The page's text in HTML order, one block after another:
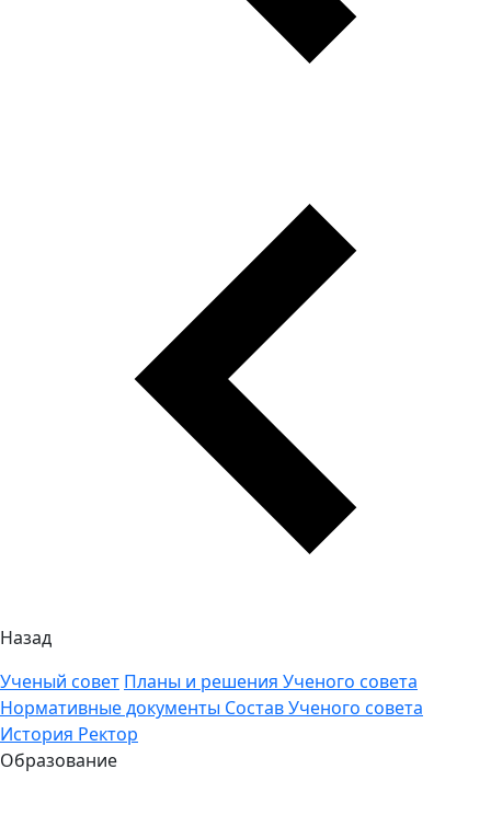
Назад
Ученый совет Планы и решения Ученого совета
Нормативные документы Состав Ученого совета
История Ректор
Образование